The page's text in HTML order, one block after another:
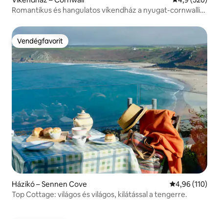
Romantikus és hangulatos víkendház a nyugat-cornwalli
Vendégfavorit
Vendégfavorit
Házikó – Sennen Cove Átlagos
4,96 (110)
Top Cottage: világos és világos, kilátással a tengerre.